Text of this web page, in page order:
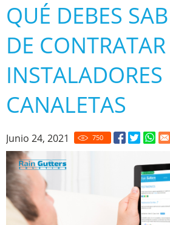
QUÉ DEBES
DE CONTRATAR
INSTALADORES
CANALETAS
Junio 24, 2021 750